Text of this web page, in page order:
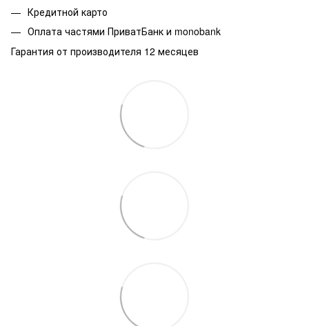
Кредитной карто
Оплата частями ПриватБанк и monobank
Гарантия от производителя 12 месяцев